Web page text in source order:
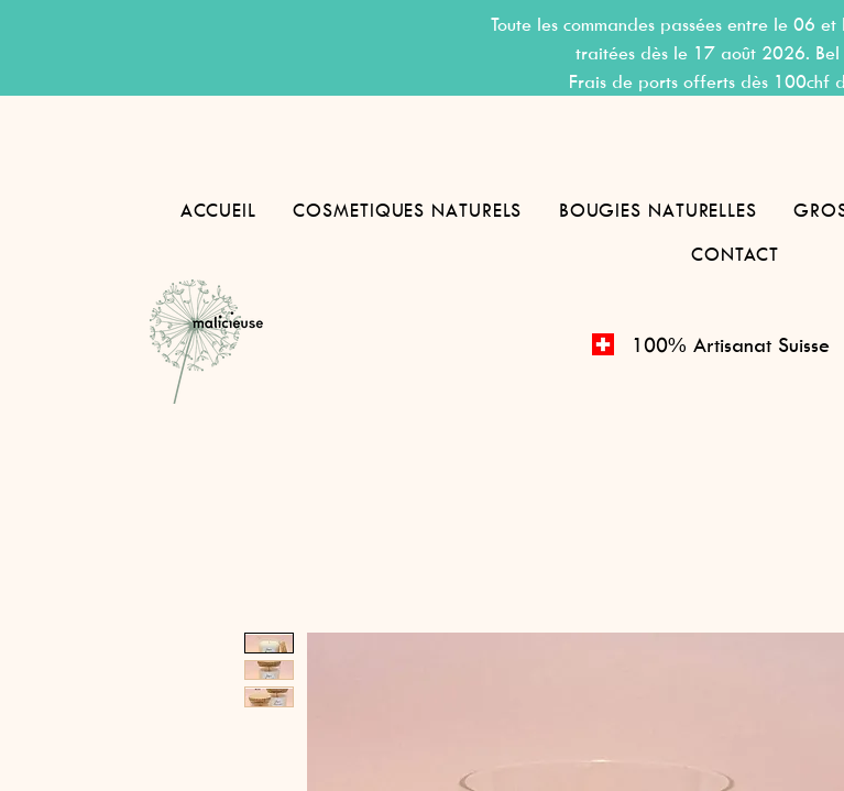
Toute les commandes passées entre le 06
traitées dès le 17 août 2026. Bel
Frais de ports offerts dès 100chf
ACCUEIL COSMETIQUES NATURELS BOUGIES NATURELLES
CONTACT
100% Artisanat Suisse